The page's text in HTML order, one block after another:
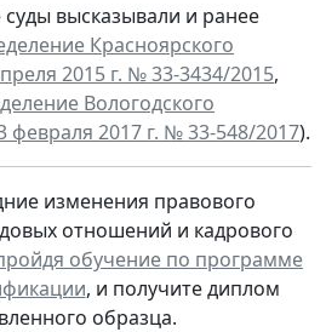
высказывали и ранее
Красноярского
2015 г. № 33-3434/2015,
Вологодского
февраля 2017 г. № 33-548/2017).
изменения правового
отношений и кадрового
обучение по программе
, и получите диплом
образца.